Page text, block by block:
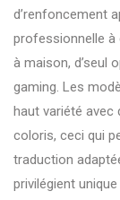
d’renfoncement
professionnelle à
à maison, d’seul
gaming. Les
haut variété avec
coloris, ceci qui
traduction
privilégient